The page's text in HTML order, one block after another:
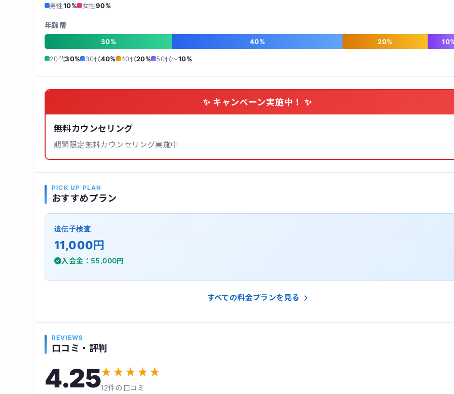
男性10% 女性90%
年齢層
30% 40% 20%
20代30% 30代40% 40代20% 50代〜10%
✨ キャンペーン実施中！ ✨
無料カウンセリング
期間限定無料カウンセリング実施中
PICK UP PLAN
おすすめプラン
遺伝子検査
11,000円
入会金：55,000円
すべての料金プランを見る
REVIEWS
口コミ・評判
4.25★★★★★
12件の口コミ